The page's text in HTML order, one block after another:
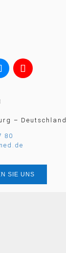
– Deutschland
80
SIE UNS